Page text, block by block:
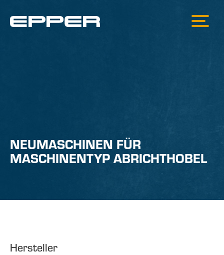
NEUMASCHINEN FÜR
MASCHINENTYP ABRICHTHOBEL
Hersteller